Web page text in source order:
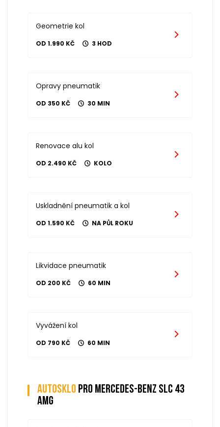
Geometrie kol
OD 1.990 KČ 3 HOD
Opravy pneumatik
OD 350 KČ 30 MIN
Renovace alu kol
OD 2.490 KČ KOLO
Uskladnění pneumatik a kol
OD 1.590 KČ NA PŮL ROKU
Likvidace pneumatik
OD 200 KČ 60 MIN
Vyvážení kol
OD 790 KČ 60 MIN
Autosklo pro mercedes-benz slc 43
amg